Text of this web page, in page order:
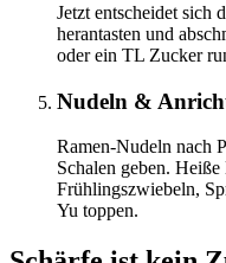
Jetzt entscheidet sich
herantasten und
oder ein TL Zucker
Nudeln &
Ramen-Nudeln nach
Schalen geben.
Frühlingszwiebeln,
Yu toppen.